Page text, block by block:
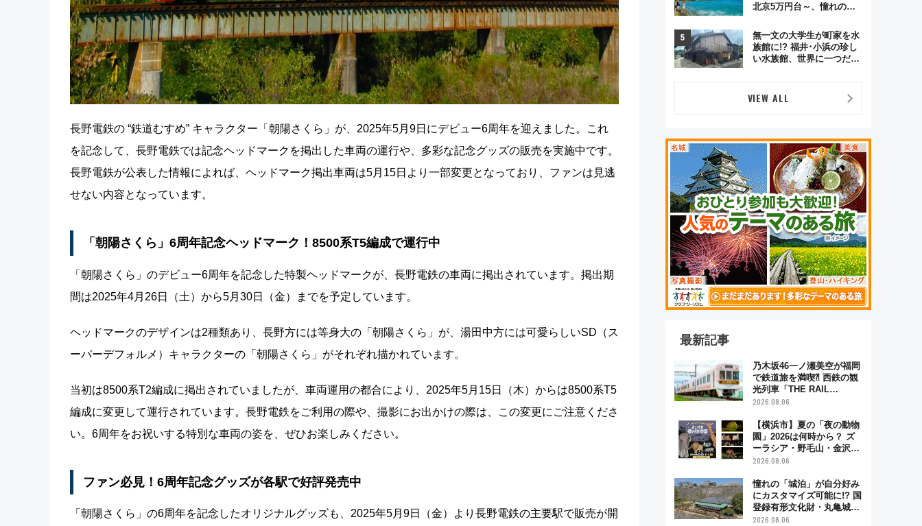
長野電鉄の “鉄道むすめ” キャラクター「朝陽さくら」が、2025年5月9日にデビュー6周年を迎えました。これ
を記念して、長野電鉄では記念ヘッドマークを掲出した車両の運行や、多彩な記念グッズの販売を実施中です。
長野電鉄が公表した情報によれば、ヘッドマーク掲出車両は5月15日より一部変更となっており、ファンは見逃
せない内容となっています。
「朝陽さくら」6周年記念ヘッドマーク！8500系T5編成で運行中
「朝陽さくら」のデビュー6周年を記念した特製ヘッドマークが、長野電鉄の車両に掲出されています。掲出期
間は2025年4月26日（土）から5月30日（金）までを予定しています。
ヘッドマークのデザインは2種類あり、長野方には等身大の「朝陽さくら」が、湯田中方には可愛らしいSD（ス
ーパーデフォルメ）キャラクターの「朝陽さくら」がそれぞれ描かれています。
当初は8500系T2編成に掲出されていましたが、車両運用の都合により、2025年5月15日（木）からは8500系T5
編成に変更して運行されています。長野電鉄をご利用の際や、撮影にお出かけの際は、この変更にご注意くださ
い。6周年をお祝いする特別な車両の姿を、ぜひお楽しみください。
ファン必見！6周年記念グッズが各駅で好評発売中
「朝陽さくら」の6周年を記念したオリジナルグッズも、2025年5月9日（金）より長野電鉄の主要駅で販売が開
北京5万円台～、憧れのビ
GW旅行まで狙える激アツ
路線まとめ（8/10まで）
無一文の大学生が町家を水
族館に!? 福井･小浜の珍し
い水族館、世界に一つだけ
第2弾
VIEW ALL
最新記事
乃木坂46一ノ瀬美空が福岡
で鉄道旅を満喫⁈ 西鉄の観
光列車「THE RAIL
KITCHEN CHIKUGO」で巡
YouTubeが公開に
2026.08.06
【横浜市】夏の「夜の動物
園」2026は何時から？ ズ
ーラシア・野毛山・金沢の
電車アクセスや見どころ、
2026.08.06
憧れの「城泊」が自分好み
にカスタマイズ可能に!? 国
登録有形文化財・丸亀城
「延寿閣別館」にオーダー
2026.08.06